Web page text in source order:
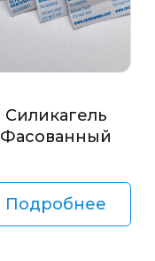
Силикагель
Фасованный
Подробнее